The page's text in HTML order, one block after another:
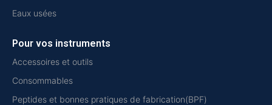
Eaux usées
Pour vos instruments
Accessoires et outils
Consommables
Peptides et bonnes pratiques de fabrication(BPF)